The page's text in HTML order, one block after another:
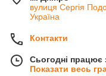
вулиця Сергія
Україна
Контакти
Сьогодні працює
Показати весь